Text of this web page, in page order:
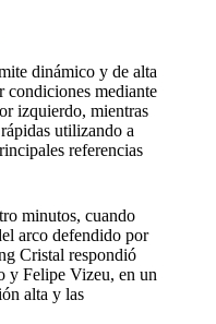
dinámico y de alta
condiciones mediante
izquierdo, mientras
utilizando a
referencias
minutos, cuando
arco defendido por
Cristal respondió
y Felipe Vizeu, en un
alta y las